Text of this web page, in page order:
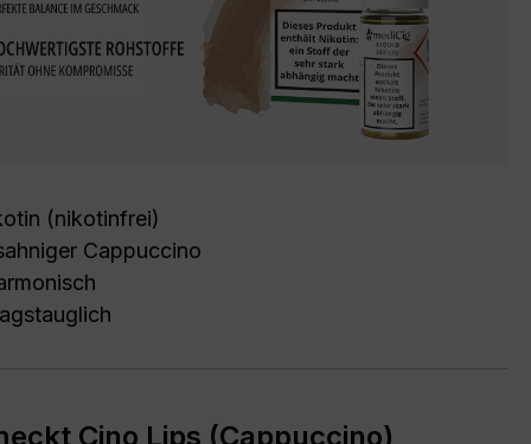
(nikotinfrei)
Cappuccino
Cino Lips (Cappuccino)